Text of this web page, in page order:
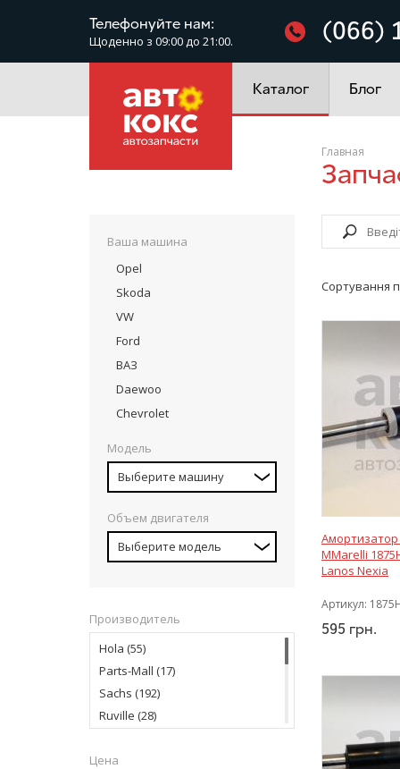
Телефонуйте нам:
Щоденно з 09:00 до 21:00. (066)
Каталог
Електроустаткування
Блог
Ваша машина
Opel
Skoda
VW
Ford
ВАЗ
Daewoo
Chevrolet
Модель
Выберите машину
Объем двигателя
Выберите модель
Производитель
Hola (55)
Parts-Mall (17)
Sachs (192)
Ruville (28)
Magneti Marelli
Цена
Главная
Сортування
Амортизатор
MMarelli
Lanos Nexia
Артикул:
595 грн.